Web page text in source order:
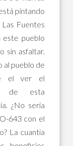
pintando
Fuentes
este pueblo
sin asfaltar.
al pueblo de
el ver el
de esta
¿No sería
643 con el
La cuantía